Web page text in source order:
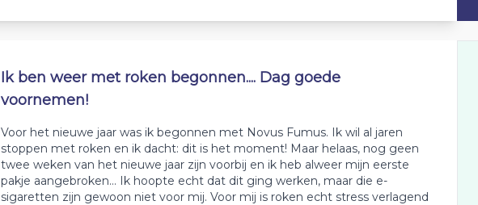
Ik ben weer met roken begonnen.... Dag goede
voornemen!
Voor het nieuwe jaar was ik begonnen met Novus Fumus. Ik wil al jaren
stoppen met roken en ik dacht: dit is het moment! Maar helaas, nog geen
twee weken van het nieuwe jaar zijn voorbij en ik heb alweer mijn eerste
pakje aangebroken... Ik hoopte echt dat dit ging werken, maar die e-
sigaretten zijn gewoon niet voor mij. Voor mij is roken echt stress verlagend